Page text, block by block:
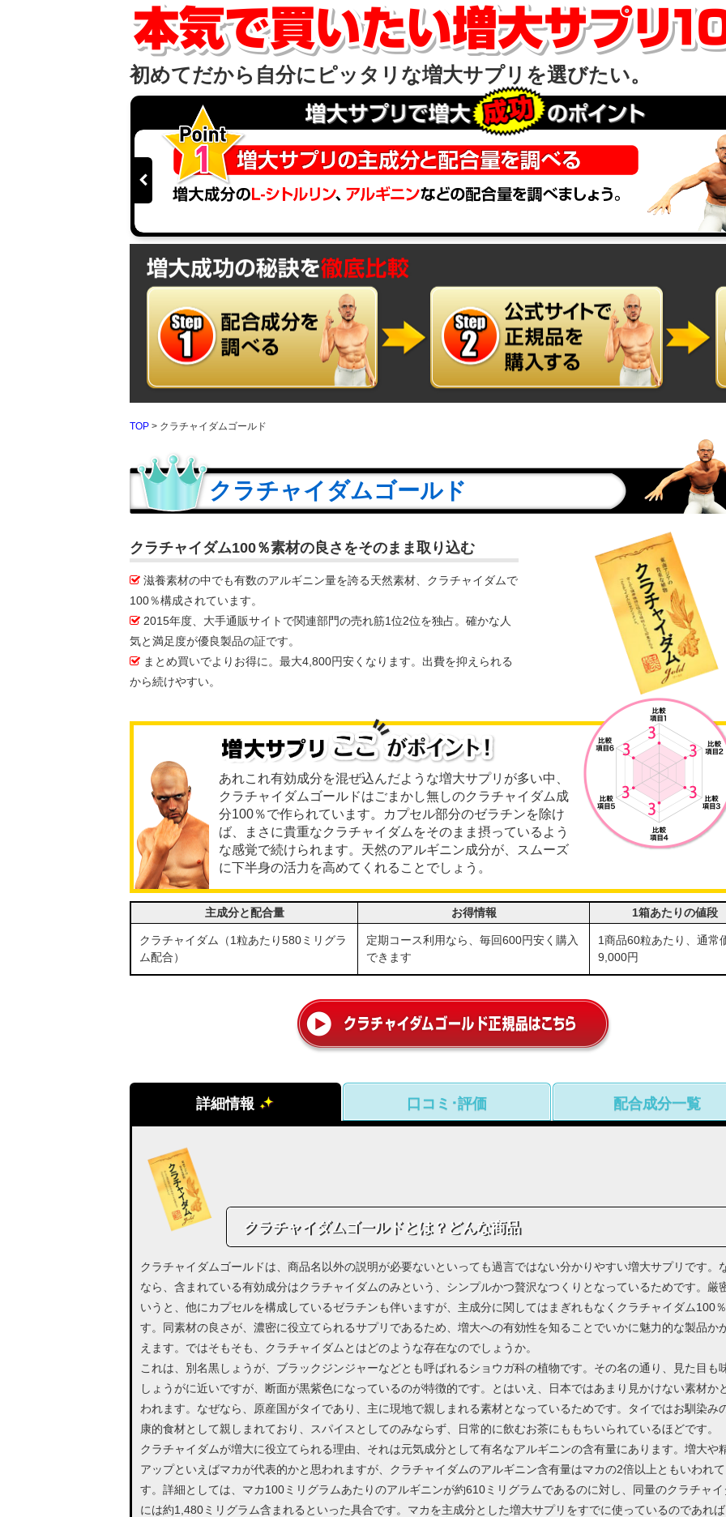
初めてだから自分にピッタリな増大サプリを選びたい。
TOP > クラチャイダムゴールド
クラチャイダムゴールド
クラチャイダム100％素材の良さをそのまま取り込む
滋養素材の中でも有数のアルギニン量を誇る天然素材、クラチャイダムで
100％構成されています。
2015年度、大手通販サイトで関連部門の売れ筋1位2位を独占。確かな人
気と満足度が優良製品の証です。
まとめ買いでよりお得に。最大4,800円安くなります。出費を抑えられる
から続けやすい。
あれこれ有効成分を混ぜ込んだような増大サプリが多い中、
クラチャイダムゴールドはごまかし無しのクラチャイダム成
分100％で作られています。カプセル部分のゼラチンを除け
ば、まさに貴重なクラチャイダムをそのまま摂っているよう
な感覚で続けられます。天然のアルギニン成分が、スムーズ
に下半身の活力を高めてくれることでしょう。
主成分と配合量 お得情報 1箱あたりの値段
クラチャイダム（1粒あたり580ミリグラ
ム配合）
定期コース利用なら、毎回600円安く購入
できます
1商品60粒あたり、通常
9,000円
詳細情報 口コミ･評価 配合成分一覧
クラチャイダムゴールドとは？どんな商品
クラチャイダムゴールドは、商品名以外の説明が必要ないといっても過言ではない分かりやすい増大サプリです。
なら、含まれている有効成分はクラチャイダムのみという、シンプルかつ贅沢なつくりとなっているためです。厳
いうと、他にカプセルを構成しているゼラチンも伴いますが、主成分に関してはまぎれもなくクラチャイダム100
す。同素材の良さが、濃密に役立てられるサプリであるため、増大への有効性を知ることでいかに魅力的な製品か
えます。ではそもそも、クラチャイダムとはどのような存在なのでしょうか。
これは、別名黒しょうが、ブラックジンジャーなどとも呼ばれるショウガ科の植物です。その名の通り、見た目も
しょうがに近いですが、断面が黒紫色になっているのが特徴的です。とはいえ、日本ではあまり見かけない素材か
われます。なぜなら、原産国がタイであり、主に現地で親しまれる素材となっているためです。タイではお馴染み
康的食材として親しまれており、スパイスとしてのみならず、日常的に飲むお茶にももちいられているほどです。
クラチャイダムが増大に役立てられる理由、それは元気成分として有名なアルギニンの含有量にあります。増大や
アップといえばマカが代表的かと思われますが、クラチャイダムのアルギニン含有量はマカの2倍以上ともいわれ
す。詳細としては、マカ100ミリグラムあたりのアルギニンが約610ミリグラムであるのに対し、同量のクラチャイ
には約1,480ミリグラム含まれるといった具合です。マカを主成分とした増大サプリをすでに使っているのであれ